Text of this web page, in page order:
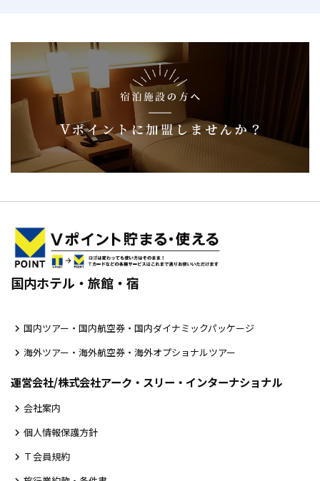
国内ホテル・旅館・宿
国内ツアー・国内航空券・国内ダイナミックパッケージ
海外ツアー・海外航空券・海外オプショナルツアー
運営会社/株式会社アーク・スリー・インターナショナル
会社案内
個人情報保護方針
Ｔ会員規約